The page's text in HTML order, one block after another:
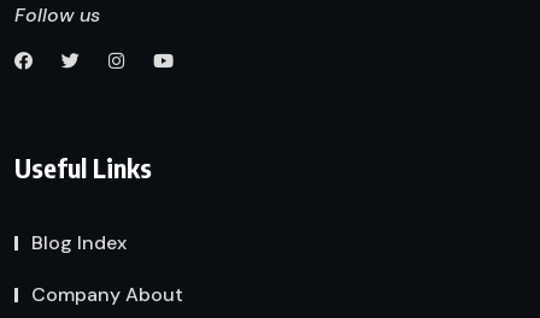
Follow us
Useful Links
Blog Index
Company About